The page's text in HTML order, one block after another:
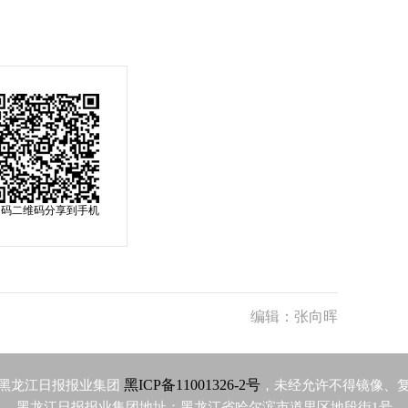
二维码分享到手机
编辑：张向晖
龙江日报报业集团 黑ICP备11001326-2号 ，未经允许不得镜像、